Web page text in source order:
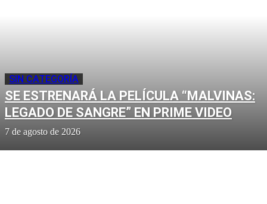
SIN CATEGORÍA
SE ESTRENARÁ LA PELÍCULA “MALVINAS:
LEGADO DE SANGRE” EN PRIME VIDEO
7 de agosto de 2026